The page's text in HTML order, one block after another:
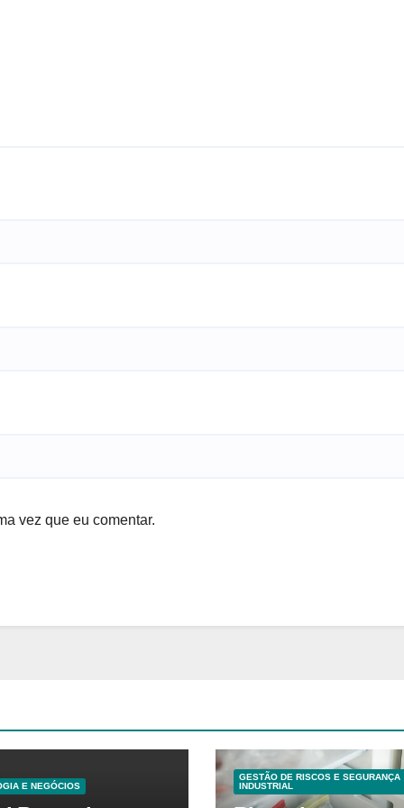
vez que eu comentar.
E NEGÓCIOS
GESTÃO DE RISCOS E SEGURANÇA
INDUSTRIAL